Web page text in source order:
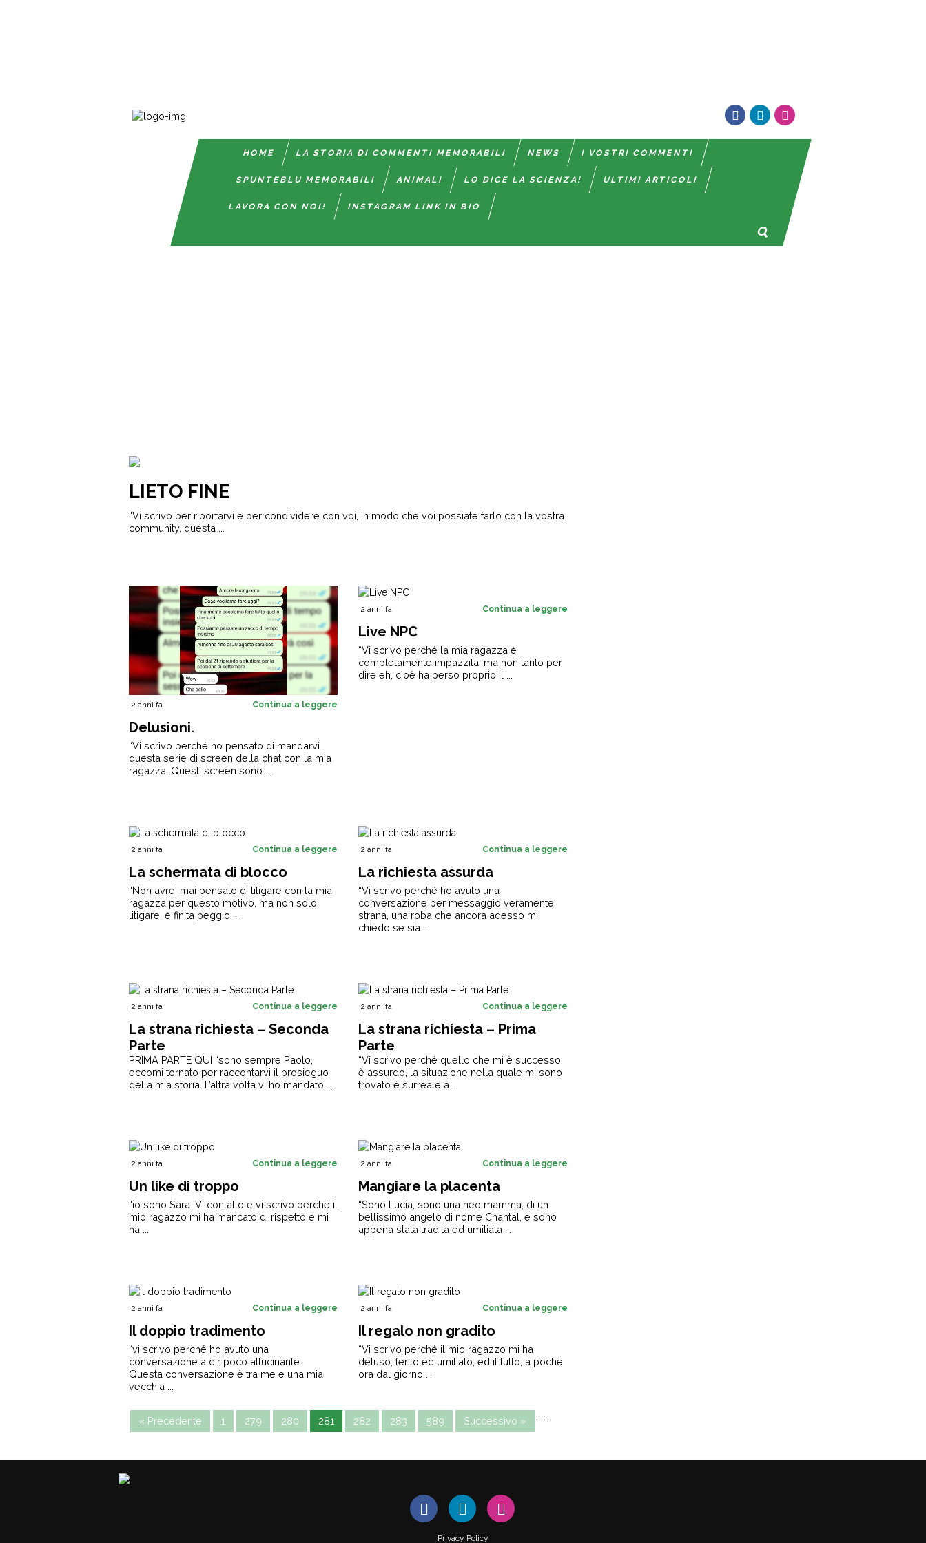
HOME LA STORIA DI COMMENTI MEMORABILI NEWS I VOSTRI COMMENTI
SPUNTEBLU MEMORABILI ANIMALI LO DICE LA SCIENZA! ULTIMI ARTICOLI
LAVORA CON NOI! INSTAGRAM LINK IN BIO
LIETO FINE
“Vi scrivo per riportarvi e per condividere con voi, in modo che voi possiate farlo con la vostra
community, questa ...
2 anni fa Continua a leggere
Delusioni.
“Vi scrivo perché ho pensato di mandarvi
questa serie di screen della chat con la mia
ragazza. Questi screen sono ...
2 anni fa Continua a leggere
Live NPC
“Vi scrivo perché la mia ragazza è
completamente impazzita, ma non tanto per
dire eh, cioè ha perso proprio il ...
2 anni fa Continua a leggere
La schermata di blocco
“Non avrei mai pensato di litigare con la mia
ragazza per questo motivo, ma non solo
litigare, è finita peggio. ...
2 anni fa Continua a leggere
La richiesta assurda
“Vi scrivo perché ho avuto una
conversazione per messaggio veramente
strana, una roba che ancora adesso mi
chiedo se sia ...
2 anni fa Continua a leggere
La strana richiesta – Seconda
Parte
PRIMA PARTE QUI “sono sempre Paolo,
eccomi tornato per raccontarvi il prosieguo
della mia storia. L’altra volta vi ho mandato ...
2 anni fa Continua a leggere
La strana richiesta – Prima
Parte
“Vi scrivo perché quello che mi è successo
è assurdo, la situazione nella quale mi sono
trovato è surreale a ...
2 anni fa Continua a leggere
Un like di troppo
“io sono Sara. Vi contatto e vi scrivo perché il
mio ragazzo mi ha mancato di rispetto e mi
ha ...
2 anni fa Continua a leggere
Mangiare la placenta
“Sono Lucia, sono una neo mamma, di un
bellissimo angelo di nome Chantal, e sono
appena stata tradita ed umiliata ...
2 anni fa Continua a leggere
Il doppio tradimento
“vi scrivo perché ho avuto una
conversazione a dir poco allucinante.
Questa conversazione è tra me e una mia
vecchia ...
2 anni fa Continua a leggere
Il regalo non gradito
“Vi scrivo perché il mio ragazzo mi ha
deluso, ferito ed umiliato, ed il tutto, a poche
ora dal giorno ...
« Precedente 1 279 280 281 282 283 589 Successivo »
Privacy Policy